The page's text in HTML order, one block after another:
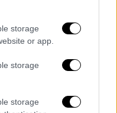
storage
or app.
storage
storage
στις μέρες που
και σε
ευθύνη που
τέτοιες
μας. Δυστυχώς,